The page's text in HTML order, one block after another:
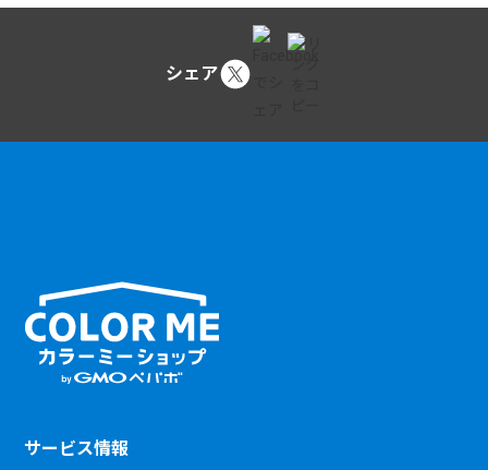
シェア
サービス情報